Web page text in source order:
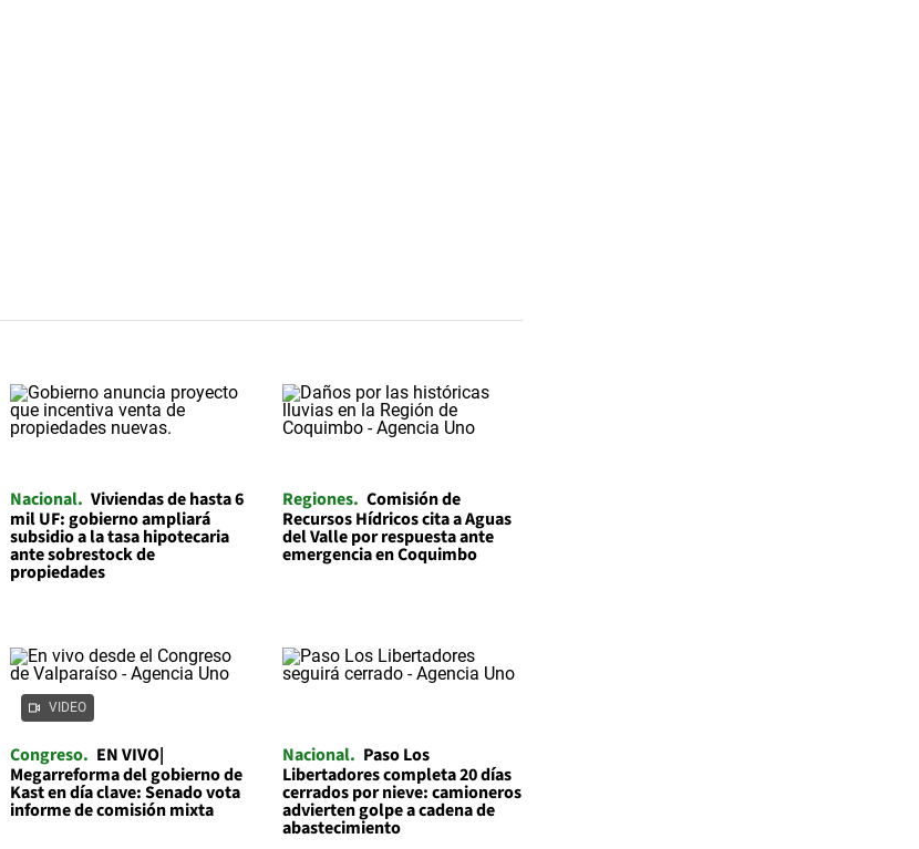
Nacional Viviendas de hasta 6
mil UF: gobierno ampliará
subsidio a la tasa hipotecaria
ante sobrestock de
propiedades
Regiones Comisión de
Recursos Hídricos cita a Aguas
del Valle por respuesta ante
emergencia en Coquimbo
VIDEO
Congreso
EN VIVO|
Megarreforma del gobierno de
Kast en día clave: Senado vota
informe de comisión mixta
Nacional Paso Los
Libertadores completa 20 días
cerrados por nieve: camioneros
advierten golpe a cadena de
abastecimiento